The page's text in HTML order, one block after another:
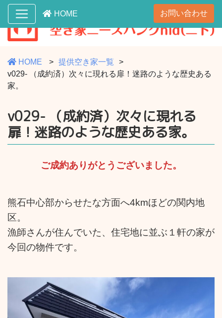
HOME お問い合わせ
HOME
提供空き家一覧
v029- （成約済）次々に現れる扉！迷路のような歴史ある
家。
v029- （成約済）次々に現れる
扉！迷路のような歴史ある家。
ご成約ありがとうございました。
熊石中心部からせたな方面へ4kmほどの関内地
区。
漁師さんが住んでいた、住宅地に並ぶ１軒の家が
今回の物件です。